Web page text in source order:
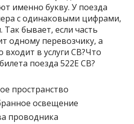
именно букву. У поезда
с одинаковыми цифрами,
бывает, если часть
одному перевозчику, а
в услуги СВ?Что
поезда 522Е СВ?
пространство
освещение
проводника